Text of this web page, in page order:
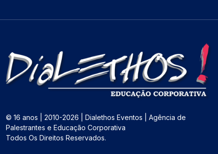
© 16 anos | 2010-2026 | Dialethos Eventos | Agência de
Palestrantes e Educação Corporativa
Todos Os Direitos Reservados.